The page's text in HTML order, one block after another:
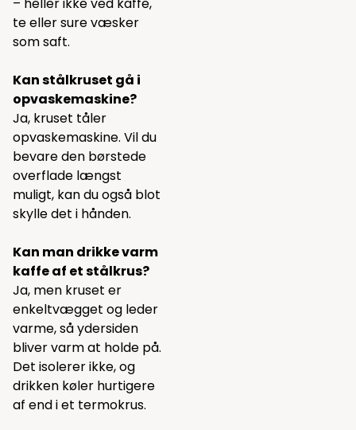
te eller sure væsker
som saft.
Kan stålkruset gå i
opvaskemaskine?
Ja, kruset tåler
opvaskemaskine. Vil du
bevare den børstede
overflade længst
muligt, kan du også blot
skylle det i hånden.
Kan man drikke varm
kaffe af et stålkrus?
Ja, men kruset er
enkeltvægget og leder
varme, så ydersiden
bliver varm at holde på.
Det isolerer ikke, og
drikken køler hurtigere
af end i et termokrus.